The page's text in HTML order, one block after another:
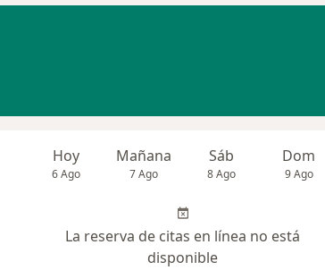
Hoy
6 Ago
Mañana
7 Ago
Sáb
8 Ago
Dom
9 Ago
La reserva de citas en línea no está
disponible